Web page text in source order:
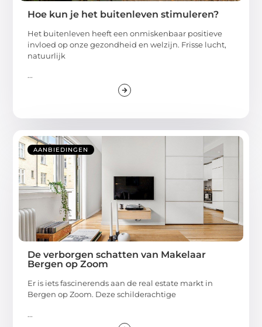
Hoe kun je het buitenleven stimuleren?
Het buitenleven heeft een onmiskenbaar positieve
invloed op onze gezondheid en welzijn. Frisse lucht,
natuurlijk
...
AANBIEDINGEN
De verborgen schatten van Makelaar
Bergen op Zoom
Er is iets fascinerends aan de real estate markt in
Bergen op Zoom. Deze schilderachtige
...